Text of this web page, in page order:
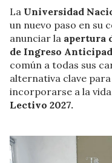
La Universidad
un nuevo paso en su
anunciar la apertura
de Ingreso
común a todas sus
alternativa clave
incorporarse a la
Lectivo 2027.